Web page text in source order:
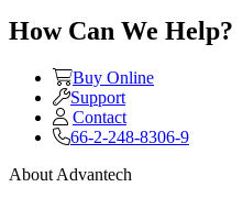
How Can We Help?
Buy Online
Support
Contact
66-2-248-8306-9
About Advantech